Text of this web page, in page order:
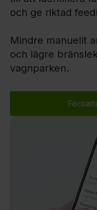
och ge riktad
Mindre manuellt
och lägre
vagnparken.